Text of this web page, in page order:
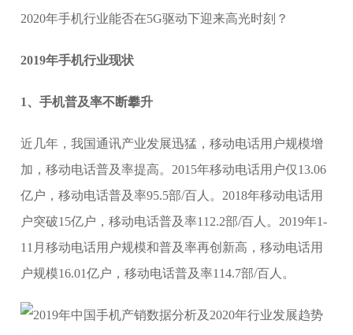
2020年手机行业能否在5G驱动下迎来高光时刻？
2019年手机行业现状
1、手机普及率不断攀升
近几年，我国通讯产业发展迅猛，移动电话用户规模增
加，移动电话普及率提高。2015年移动电话用户仅13.06
亿户，移动电话普及率95.5部/百人。2018年移动电话用
户突破15亿户，移动电话普及率112.2部/百人。2019年1-
11月移动电话用户规模和普及率再创新高，移动电话用
户规模16.01亿户，移动电话普及率114.7部/百人。